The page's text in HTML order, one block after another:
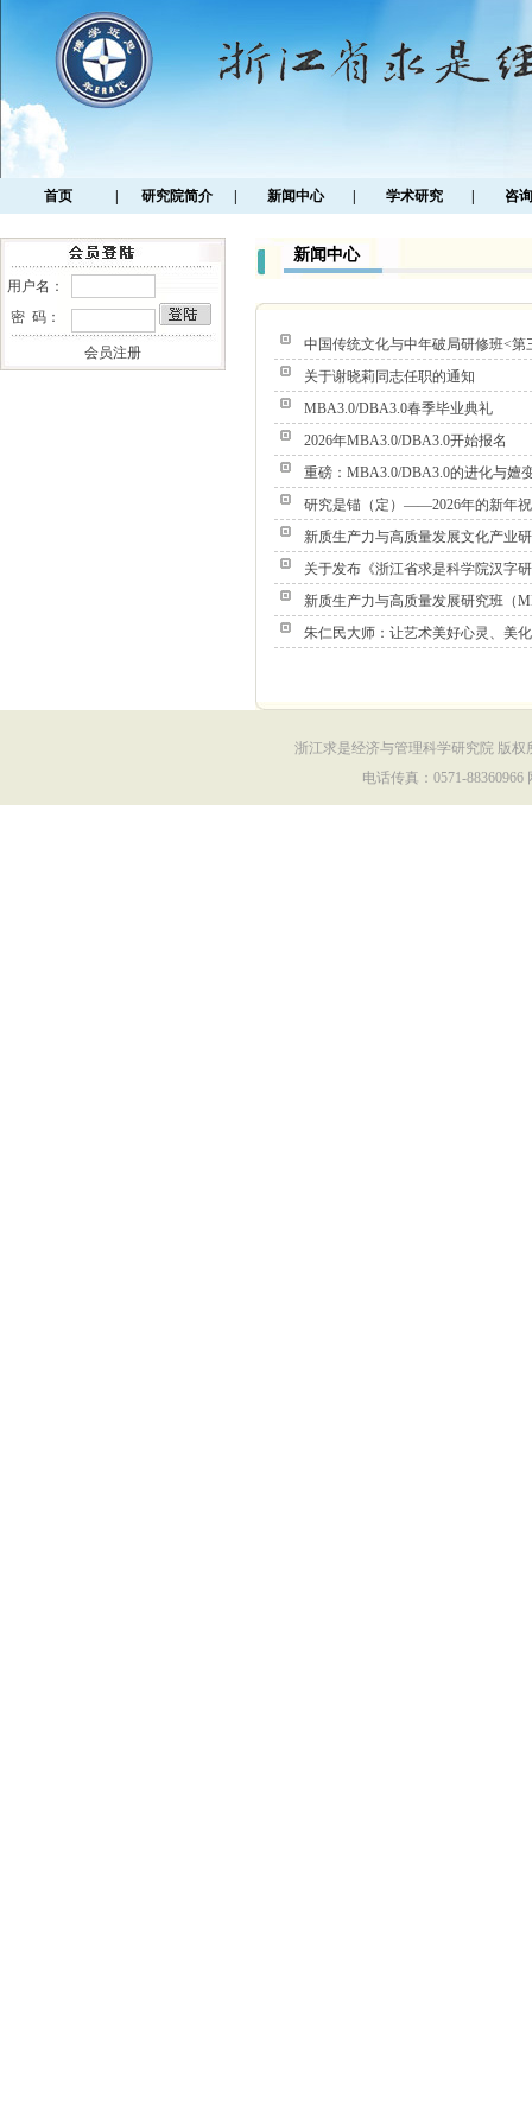
首页 研究院简介 新闻中心 学术研究 咨
用户名：
密 码：
会员注册
新闻中心
中国传统文化与中年破局研修班<第
关于谢晓莉同志任职的通知
MBA3.0/DBA3.0春季毕业典礼
2026年MBA3.0/DBA3.0开始报名
重磅：MBA3.0/DBA3.0的进化与嬗
研究是锚（定）——2026年的新年
新质生产力与高质量发展文化产业
关于发布《浙江省求是科学院汉字
新质生产力与高质量发展研究班（
朱仁民大师：让艺术美好心灵、美
浙江求是经济与管理科学研究院 版权
电话传真：0571-